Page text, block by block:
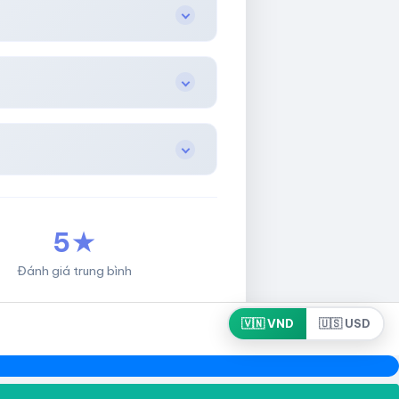
5★
Đánh giá trung bình
🇻🇳 VND 🇺🇸 USD